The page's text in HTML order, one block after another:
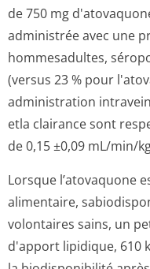
de 750 mg
administrée avec une
hommesadultes,
(versus 23 % pour
administration
etla clairance sont
de 0,15 ±0,09 mL­/min/
Lorsque l’atovaquone
alimentaire,
volontaires sains, un
d'apport lipidique, 610